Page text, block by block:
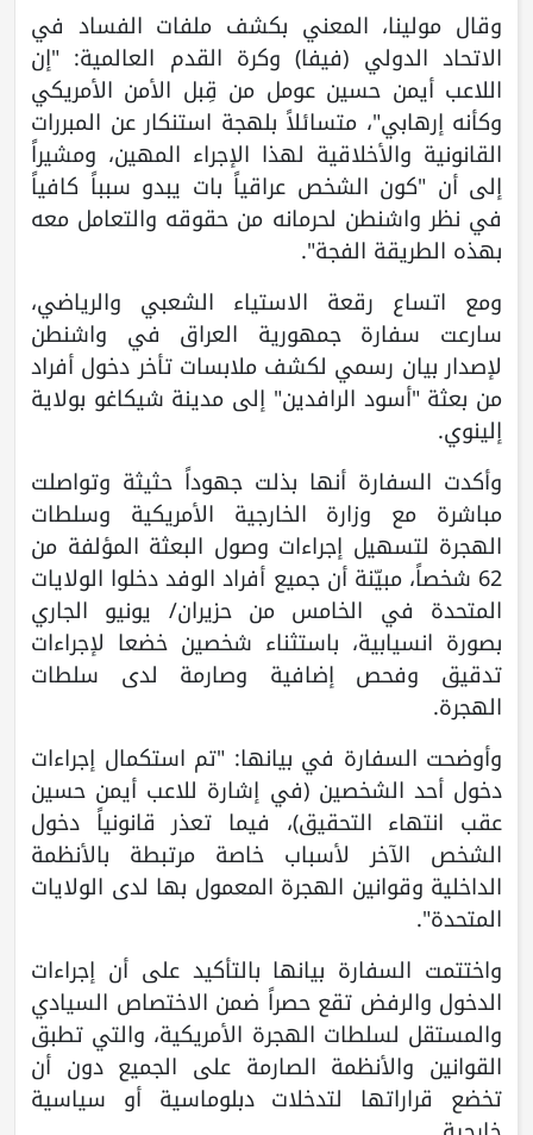
وقال مولينا، المعني بكشف ملفات الفساد في
الاتحاد الدولي (فيفا) وكرة القدم العالمية: "إن
اللاعب أيمن حسين عومل من قِبل الأمن الأمريكي
وكأنه إرهابي"، متسائلاً بلهجة استنكار عن المبررات
القانونية والأخلاقية لهذا الإجراء المهين، ومشيراً
إلى أن "كون الشخص عراقياً بات يبدو سبباً كافياً
في نظر واشنطن لحرمانه من حقوقه والتعامل معه
بهذه الطريقة الفجة".
ومع اتساع رقعة الاستياء الشعبي والرياضي،
سارعت سفارة جمهورية العراق في واشنطن
لإصدار بيان رسمي لكشف ملابسات تأخر دخول أفراد
من بعثة "أسود الرافدين" إلى مدينة شيكاغو بولاية
إلينوي.
وأكدت السفارة أنها بذلت جهوداً حثيثة وتواصلت
مباشرة مع وزارة الخارجية الأمريكية وسلطات
الهجرة لتسهيل إجراءات وصول البعثة المؤلفة من
62 شخصاً، مبيّنة أن جميع أفراد الوفد دخلوا الولايات
المتحدة في الخامس من حزيران/ يونيو الجاري
بصورة انسيابية، باستثناء شخصين خضعا لإجراءات
تدقيق وفحص إضافية وصارمة لدى سلطات
الهجرة.
وأوضحت السفارة في بيانها: "تم استكمال إجراءات
دخول أحد الشخصين (في إشارة للاعب أيمن حسين
عقب انتهاء التحقيق)، فيما تعذر قانونياً دخول
الشخص الآخر لأسباب خاصة مرتبطة بالأنظمة
الداخلية وقوانين الهجرة المعمول بها لدى الولايات
المتحدة".
واختتمت السفارة بيانها بالتأكيد على أن إجراءات
الدخول والرفض تقع حصراً ضمن الاختصاص السيادي
والمستقل لسلطات الهجرة الأمريكية، والتي تطبق
القوانين والأنظمة الصارمة على الجميع دون أن
تخضع قراراتها لتدخلات دبلوماسية أو سياسية